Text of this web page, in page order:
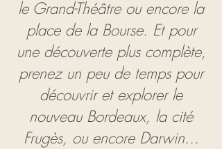
le Grand-Théâtre ou encore la
place de la Bourse. Et pour
une découverte plus complète,
prenez un peu de temps pour
découvrir et explorer le
nouveau Bordeaux, la cité
Frugès, ou encore Darwin...